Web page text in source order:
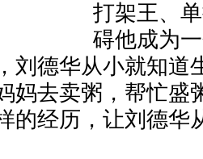
打架王、
碍他成为
刘德华从小就知道
妈去卖粥，帮忙盛
的经历，让刘德华